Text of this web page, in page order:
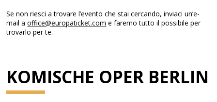
Se non riesci a trovare l’evento che stai cercando, inviaci un’e-
mail aoffice@europaticket.com e faremo tutto il possibile per
trovarlo per te.
KOMISCHE OPER BERLIN